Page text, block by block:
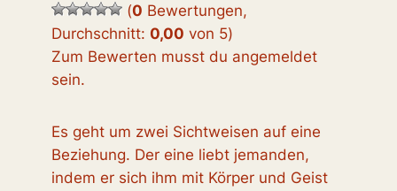
(0 Bewertungen,
Durchschnitt:0,00 von 5)
Zum Bewerten musst du angemeldet
sein.
Es geht um zwei Sichtweisen auf eine
Beziehung. Der eine liebt jemanden,
indem er sich ihm mit Körper und Geist